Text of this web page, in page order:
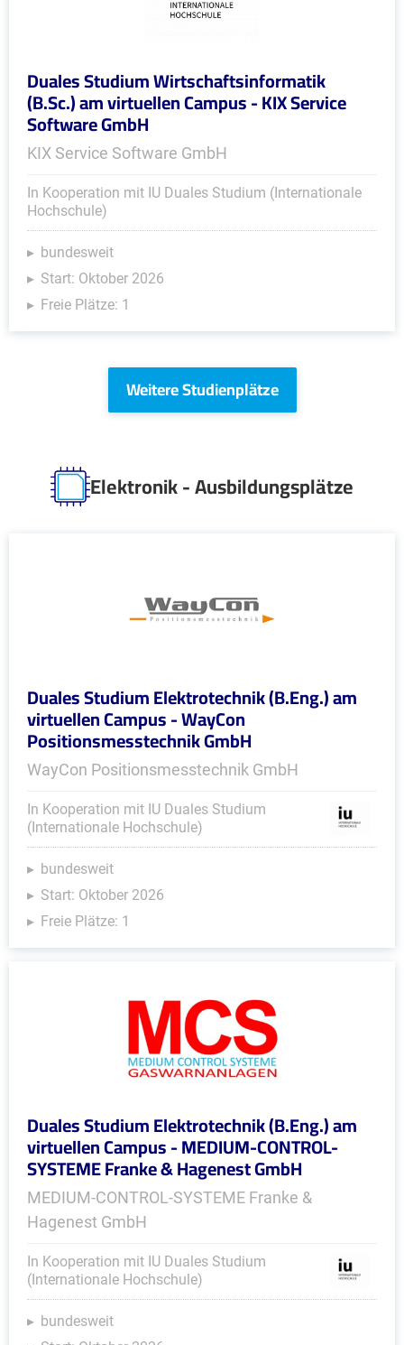
Duales Studium Wirtschaftsinformatik
(B.Sc.) am virtuellen Campus - KIX Service
Software GmbH
KIX Service Software GmbH
In Kooperation mit IU Duales Studium (Internationale
Hochschule)
bundesweit
Start: Oktober 2026
Freie Plätze: 1
Weitere Studienplätze
Elektronik - Ausbildungsplätze
Duales Studium Elektrotechnik (B.Eng.) am
virtuellen Campus - WayCon
Positionsmesstechnik GmbH
WayCon Positionsmesstechnik GmbH
In Kooperation mit IU Duales Studium
(Internationale Hochschule)
bundesweit
Start: Oktober 2026
Freie Plätze: 1
Duales Studium Elektrotechnik (B.Eng.) am
virtuellen Campus - MEDIUM-CONTROL-
SYSTEME Franke & Hagenest GmbH
MEDIUM-CONTROL-SYSTEME Franke &
Hagenest GmbH
In Kooperation mit IU Duales Studium
(Internationale Hochschule)
bundesweit